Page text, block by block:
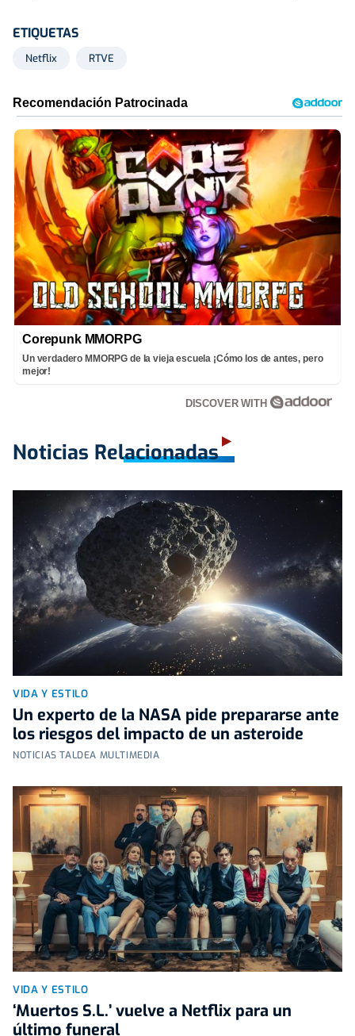
ETIQUETAS
Netflix RTVE
Corepunk MMORPG
Un verdadero MMORPG de la vieja escuela ¡Cómo los de antes, pero
mejor!
DISCOVER WITH
Noticias Relacionadas
VIDA Y ESTILO
Un experto de la NASA pide prepararse ante
los riesgos del impacto de un asteroide
NOTICIAS TALDEA MULTIMEDIA
VIDA Y ESTILO
‘Muertos S.L.’ vuelve a Netflix para un
último funeral